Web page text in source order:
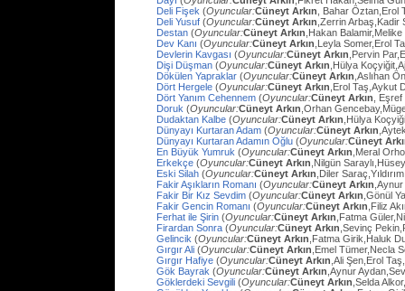
Deli Fişek (Oyuncular:Cüneyt Arkın , Bahar Öztan,Erol
Deli Yusuf (Oyuncular:Cüneyt Arkın ,Zerrin Arbaş,Kadir
Destan (Oyuncular:Cüneyt Arkın ,Hakan
Dev Kanı (Oyuncular:Cüneyt Arkın ,Leyla Somer,Erol
Devlerin Kavgası (Oyuncular:Cüneyt Arkın ,Pervin
Dişi Düşman (Oyuncular:Cüneyt Arkın ,Hülya
Dökülen Yapraklar (Oyuncular:Cüneyt Arkın ,Aslıhan
Dört Hergele (Oyuncular:Cüneyt Arkın ,Erol Taş,Aykut
Dört Yanım Cehennem (Oyuncular:Cüneyt Arkın ,
Doruk (Oyuncular:Cüneyt Arkın ,Orhan
Dudaktan Kalbe (Oyuncular:Cüneyt Arkın ,Hülya
Dünyayı Kurtaran Adam (Oyuncular:Cüneyt Arkın
Dünyayı Kurtaran Adamın Oğlu (Oyuncular:Cüneyt
En Büyük Yumruk (Oyuncular:Cüneyt Arkın ,Meral
Erkekçe (Oyuncular:Cüneyt Arkın ,Nilgün
Eski Silah (Oyuncular:Cüneyt Arkın ,Diler
Fakir Aşıkların Romanı (Oyuncular:Cüneyt Arkın
Fakir Bir Kız Sevdim (Oyuncular:Cüneyt Arkın ,Gönül
Fakir Gencin Romanı (Oyuncular:Cüneyt Arkın ,Filiz
Ferhat ile Şirin (Oyuncular:Cüneyt Arkın ,Fatma
Firardan Sonra (Oyuncular:Cüneyt Arkın ,Sevinç
Gelincik (Oyuncular:Cüneyt Arkın ,Fatma Girik,Haluk
Gırgır Ali (Oyuncular:Cüneyt Arkın ,Emel Tümer,Necla
Gırgır Hafiye (Oyuncular:Cüneyt Arkın ,Ali Şen,Erol
Gök Bayrak (Oyuncular:Cüneyt Arkın ,Aynur
Göklerdeki Sevgili (Oyuncular:Cüneyt Arkın ,Selda